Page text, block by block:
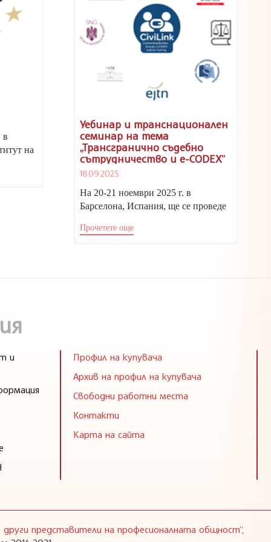
г.
в
на
Уебинар и транснационален
семинар на тема
„Трансгранично съдебно
сътрудничество и e-CODEX“
18.09.2025
На 20-21 ноември 2025 г. в
Барселона, Испания, ще се проведе
Прочетете още
и
Профил на купувача
Архив на профил на купувача
Свободни работни места
Контакти
Карта на сайта
други представители на професионалната общност“,